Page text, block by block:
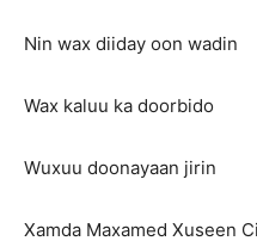
Nin wax diiday oon wadin
Wax kaluu ka doorbido
Wuxuu doonayaan jirin
Xamda Maxamed Xuseen